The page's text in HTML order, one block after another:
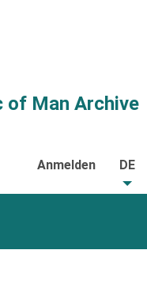
of Man Archive
Anmelden DE